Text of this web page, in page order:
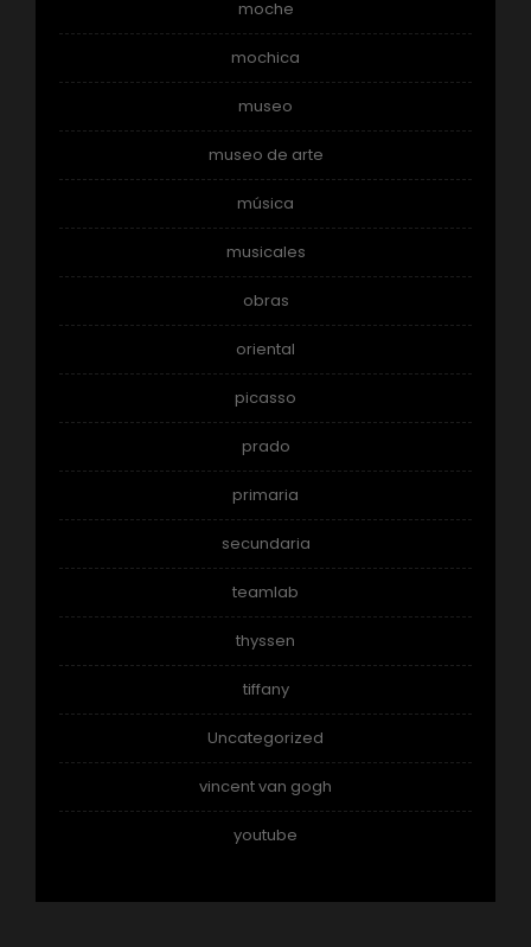
moche
mochica
museo
museo de arte
música
musicales
obras
oriental
picasso
prado
primaria
secundaria
teamlab
thyssen
tiffany
Uncategorized
vincent van gogh
youtube